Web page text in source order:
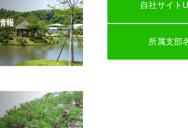
自社サイト
所属支部
報